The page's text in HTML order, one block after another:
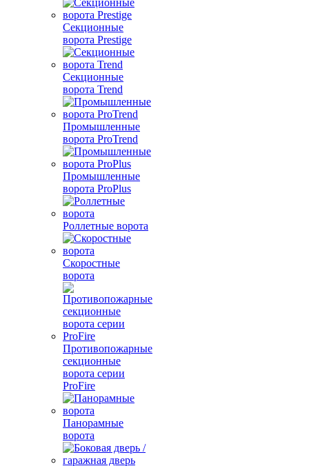
Секционные
ворота Prestige
Секционные
ворота Trend
Промышленные
ворота ProTrend
Промышленные
ворота ProPlus
Роллетные ворота
Скоростные
ворота
Противопожарные
секционные
ворота серии
ProFire
Панорамные
ворота